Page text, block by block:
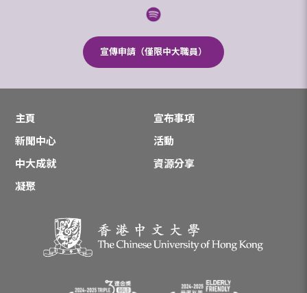
宣傳申請（僅限中大職員）
主頁
宣布事項
新聞中心
活動
中大成就
資源分享
凝聚